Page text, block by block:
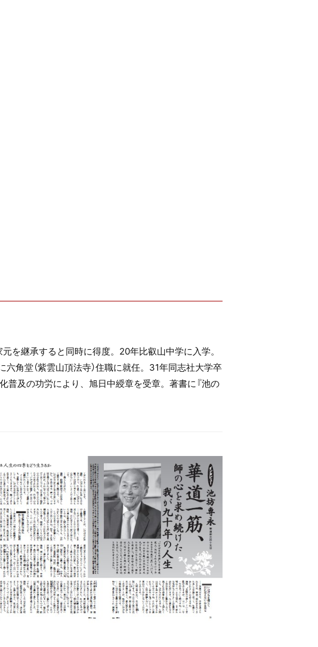
継承すると同時に得度。20年比叡山中学に入学。
角堂（紫雲山頂法寺）住職に就任。31年同志社大学卒
普及の功労により、旭日中綬章を受章。著書に『池の